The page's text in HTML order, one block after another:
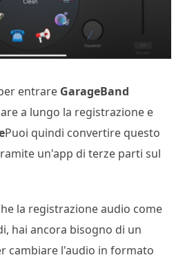
entrare GarageBand
a lungo la registrazione e
Puoi quindi convertire questo
un'app di terze parti sul
la registrazione audio come
hai ancora bisogno di un
cambiare l'audio in formato